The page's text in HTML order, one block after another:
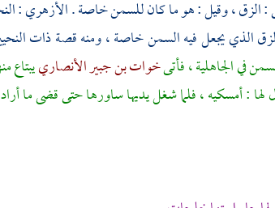
الزق ، وقيل : هو ما كان للسمن خاصة . الأزهري :
الذي يجعل فيه السمن خاصة ، ومنه قصة ذات
في الجاهلية ، فأتىخوات بن جبير الأنصارييبتاع
: أمسكيه ، فلما شغل يديها ساورها حتى قضى ما